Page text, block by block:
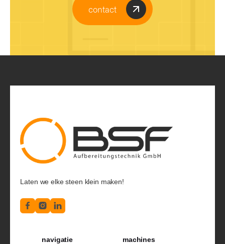
contact
Laten we elke steen klein maken!
navigatie machines